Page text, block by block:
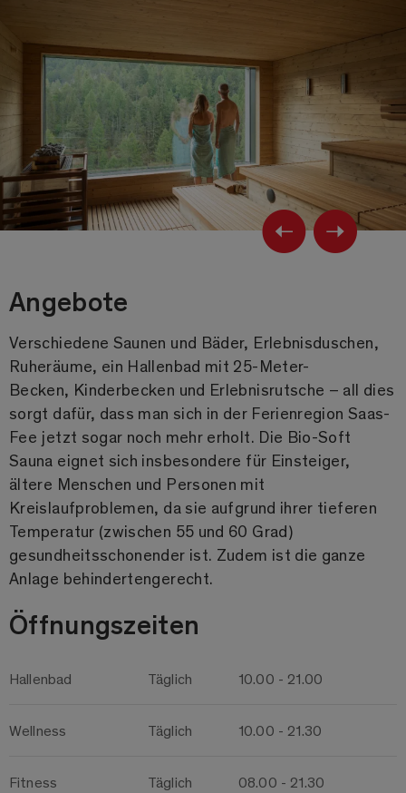
Angebote
Verschiedene Saunen und Bäder, Erlebnisduschen,
Ruheräume, ein Hallenbad mit 25-Meter-
Becken, Kinderbecken und Erlebnisrutsche – all dies
sorgt dafür, dass man sich in der Ferienregion Saas-
Fee jetzt sogar noch mehr erholt. Die Bio-Soft
Sauna eignet sich insbesondere für Einsteiger,
ältere Menschen und Personen mit
Kreislaufproblemen, da sie aufgrund ihrer tieferen
Temperatur (zwischen 55 und 60 Grad)
gesundheitsschonender ist. Zudem ist die ganze
Anlage behindertengerecht.
Öffnungszeiten
Hallenbad Täglich 10.00 - 21.00
Wellness Täglich 10.00 - 21.30
Fitness Täglich 08.00 - 21.30